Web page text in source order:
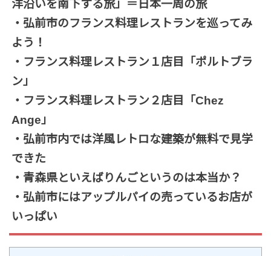
洋沿いを南下する旅」＝日本一周の旅
・弘前市のフランス料理レストランを巡ってみ
よう！
・フランス料理レストラン１店目「ポルトブラ
ン」
・フランス料理レストラン２店目「Chez
Ange」
・弘前市内では洋風レトロな建築が無料で見学
できた
・青森県といえばりんごというのは本当か？
・弘前市にはアップルパイの売っているお店が
いっぱい